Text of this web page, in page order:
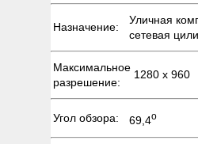
Назначение:
Уличная
сетевая
Максимальное
разрешение:
1280 х 960
Угол обзора: 69,4о